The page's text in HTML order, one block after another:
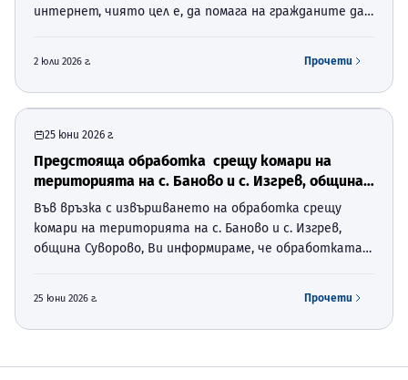
интернет, чиято цел е, да помага на гражданите да
2 юли 2026 г. Прочети
25 юни 2026 г.
Предстояща обработка срещу комари на
територията на с. Баново и с. Изгрев, община
Суворово,
Във връзка с извършването на обработка срещу
комари на територията на с. Баново и с. Изгрев,
община Суворово, Ви информираме, че обработката
25 юни 2026 г. Прочети